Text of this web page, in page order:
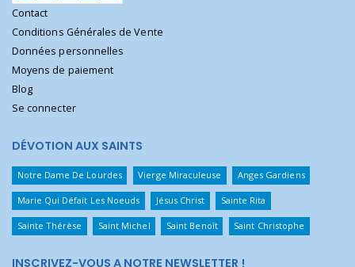
Contact
Conditions Générales de Vente
Données personnelles
Moyens de paiement
Blog
Se connecter
DÉVOTION AUX SAINTS
Notre Dame De Lourdes Vierge Miraculeuse Anges Gardiens
Marie Qui Défait Les Noeuds Jésus Christ Sainte Rita
Sainte Thérèse Saint Michel Saint Benoît Saint Christophe
INSCRIVEZ-VOUS A NOTRE NEWSLETTER !